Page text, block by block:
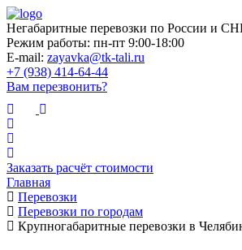
Негабаритные перевозки по России и
Режим работы: пн-пт 9:00-18:00
E-mail: zayavka@tk-tali.ru
+7 (938) 414-64-44
Вам перезвонить?
Заказать расчёт стоимости
Главная
Перевозки
Перевозки по городам
Крупногабаритные перевозки в